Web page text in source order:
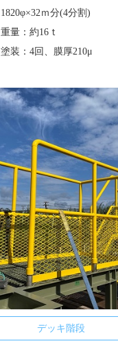
1820φ×32ｍ分(4分割)
重量：約16ｔ
塗装：4回、膜厚210μ
デッキ階段